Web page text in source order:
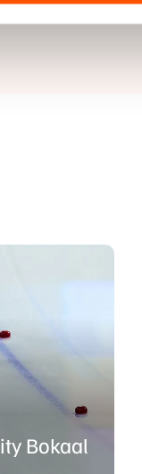
u in met deze
de
Bokaal